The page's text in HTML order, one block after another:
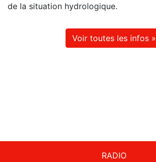
de la situation hydrologique.
Voir toutes les infos »
RADIO